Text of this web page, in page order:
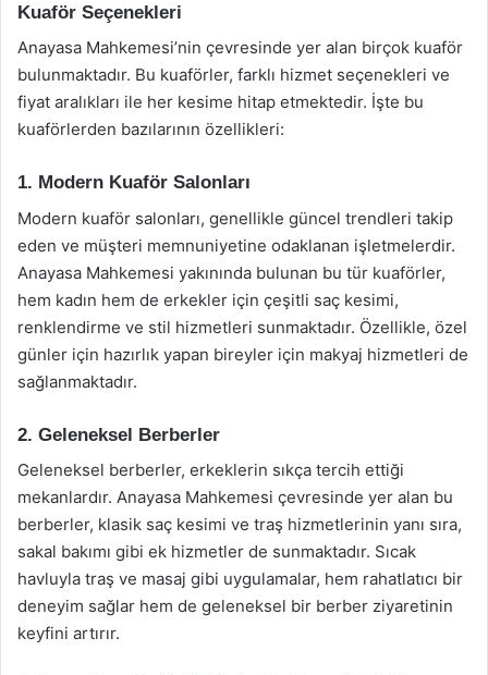
Kuaför Seçenekleri
Anayasa Mahkemesi’nin çevresinde yer alan birçok kuaför
bulunmaktadır. Bu kuaförler, farklı hizmet seçenekleri ve
fiyat aralıkları ile her kesime hitap etmektedir. İşte bu
kuaförlerden bazılarının özellikleri:
1. Modern Kuaför Salonları
Modern kuaför salonları, genellikle güncel trendleri takip
eden ve müşteri memnuniyetine odaklanan işletmelerdir.
Anayasa Mahkemesi yakınında bulunan bu tür kuaförler,
hem kadın hem de erkekler için çeşitli saç kesimi,
renklendirme ve stil hizmetleri sunmaktadır. Özellikle, özel
günler için hazırlık yapan bireyler için makyaj hizmetleri de
sağlanmaktadır.
2. Geleneksel Berberler
Geleneksel berberler, erkeklerin sıkça tercih ettiği
mekanlardır. Anayasa Mahkemesi çevresinde yer alan bu
berberler, klasik saç kesimi ve traş hizmetlerinin yanı sıra,
sakal bakımı gibi ek hizmetler de sunmaktadır. Sıcak
havluyla traş ve masaj gibi uygulamalar, hem rahatlatıcı bir
deneyim sağlar hem de geleneksel bir berber ziyaretinin
keyfini artırır.